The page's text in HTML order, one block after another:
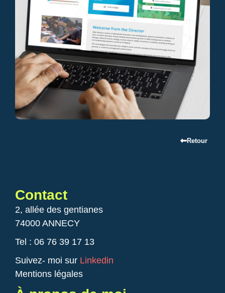
Retour
Contact
2, allée des gentianes
74000 ANNECY
Tel : 06 76 39 17 13
Suivez- moi sur Linkedin
Mentions légales